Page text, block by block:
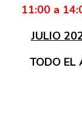
11:00 a
JULIO
TODO